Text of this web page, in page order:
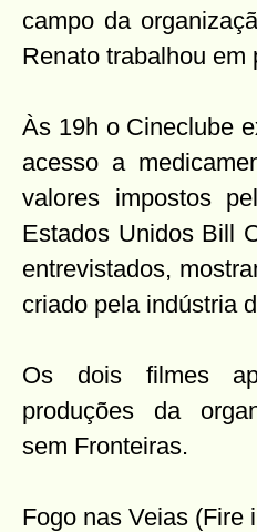
campo da
Renato trabalhou
Às 19h o Cineclube
acesso a
valores impostos
Estados Unidos Bill
entrevistados,
criado pela indústria
Os dois filmes
produções da
sem Fronteiras.
Fogo nas Veias (Fire